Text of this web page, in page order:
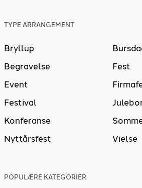
TYPE ARRANGEMENT
Bryllup
Begravelse
Fest
Event
Festival
Konferanse
Nyttårsfest
Vielse
POPULÆRE KATEGORIER